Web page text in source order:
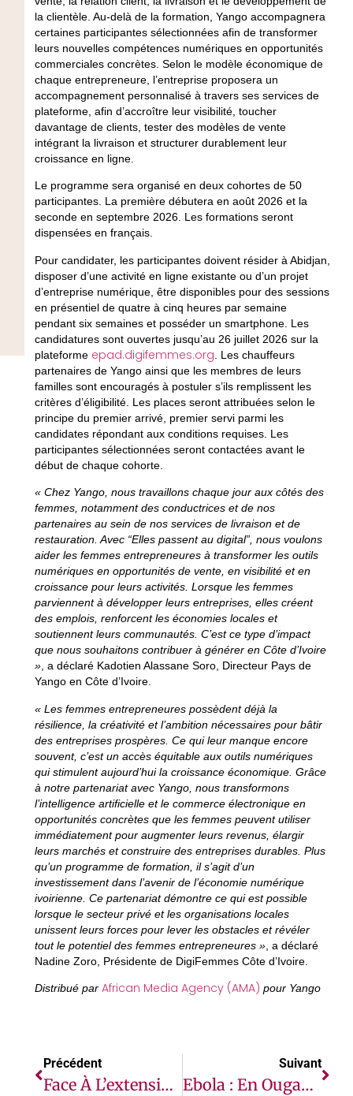
la clientèle. Au-delà de la formation, Yango accompagnera
certaines participantes sélectionnées afin de transformer
leurs nouvelles compétences numériques en opportunités
commerciales concrètes. Selon le modèle économique de
chaque entrepreneure, l’entreprise proposera un
accompagnement personnalisé à travers ses services de
plateforme, afin d’accroître leur visibilité, toucher
davantage de clients, tester des modèles de vente
intégrant la livraison et structurer durablement leur
croissance en ligne.
Le programme sera organisé en deux cohortes de 50
participantes. La première débutera en août 2026 et la
seconde en septembre 2026. Les formations seront
dispensées en français.
Pour candidater, les participantes doivent résider à Abidjan,
disposer d’une activité en ligne existante ou d’un projet
d’entreprise numérique, être disponibles pour des sessions
en présentiel de quatre à cinq heures par semaine
pendant six semaines et posséder un smartphone. Les
candidatures sont ouvertes jusqu’au 26 juillet 2026 sur la
plateforme epad.digifemmes.org . Les chauffeurs
partenaires de Yango ainsi que les membres de leurs
familles sont encouragés à postuler s’ils remplissent les
critères d’éligibilité. Les places seront attribuées selon le
principe du premier arrivé, premier servi parmi les
candidates répondant aux conditions requises. Les
participantes sélectionnées seront contactées avant le
début de chaque cohorte.
« Chez Yango, nous travaillons chaque jour aux côtés des
femmes, notamment des conductrices et de nos
partenaires au sein de nos services de livraison et de
restauration. Avec “Elles passent au digital”, nous voulons
aider les femmes entrepreneures à transformer les outils
numériques en opportunités de vente, en visibilité et en
croissance pour leurs activités. Lorsque les femmes
parviennent à développer leurs entreprises, elles créent
des emplois, renforcent les économies locales et
soutiennent leurs communautés. C’est ce type d’impact
que nous souhaitons contribuer à générer en Côte d’Ivoire
», a déclaré Kadotien Alassane Soro, Directeur Pays de
Yango en Côte d’Ivoire.
« Les femmes entrepreneures possèdent déjà la
résilience, la créativité et l’ambition nécessaires pour bâtir
des entreprises prospères. Ce qui leur manque encore
souvent, c’est un accès équitable aux outils numériques
qui stimulent aujourd’hui la croissance économique. Grâce
à notre partenariat avec Yango, nous transformons
l’intelligence artificielle et le commerce électronique en
opportunités concrètes que les femmes peuvent utiliser
immédiatement pour augmenter leurs revenus, élargir
leurs marchés et construire des entreprises durables. Plus
qu’un programme de formation, il s’agit d’un
investissement dans l’avenir de l’économie numérique
ivoirienne. Ce partenariat démontre ce qui est possible
lorsque le secteur privé et les organisations locales
unissent leurs forces pour lever les obstacles et révéler
tout le potentiel des femmes entrepreneures », a déclaré
Nadine Zoro, Présidente de DigiFemmes Côte d’Ivoire.
Distribué par African Media Agency (AMA) pour Yango
Précédent
Face À L’extension De L’épidémie D’Ebola Dans L’est De La RDC, Le PAM Rappelle Que L’assistance Alimentaire Est Indispensable Pour Contenir La Propagation De La Maladie
Suivant
Ebola : En Ouganda, Le Combat Contre La Stigmatisation Commence Avant Le Retour À La Maison